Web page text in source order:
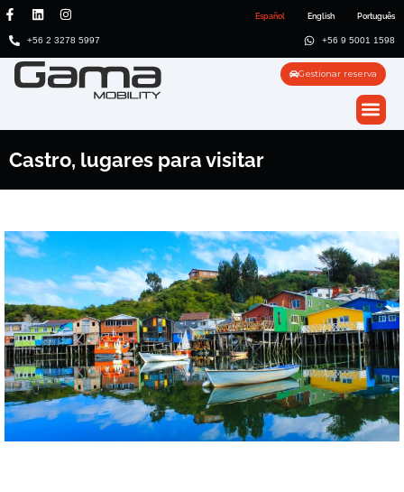
Español English Português
+56 2 3278 5997 +56 9 5001 1598
Gestionar reserva
Castro, lugares para visitar